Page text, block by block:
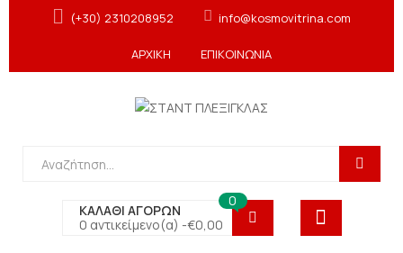
(+30) 2310208952 info@kosmovitrina.com
ΑΡΧΙΚΗ ΕΠΙΚΟΙΝΩΝΙΑ
ΚΑΛΑΘΙ ΑΓΟΡΩΝ
0 αντικείμενο(α) -€0,00
0